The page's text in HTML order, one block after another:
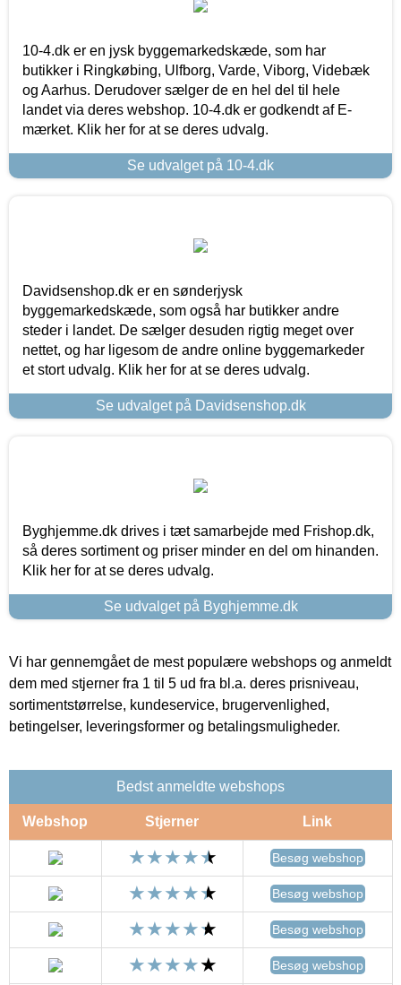
10-4.dk er en jysk byggemarkedskæde, som har
butikker i Ringkøbing, Ulfborg, Varde, Viborg, Videbæk
og Aarhus. Derudover sælger de en hel del til hele
landet via deres webshop. 10-4.dk er godkendt af E-
mærket. Klik her for at se deres udvalg.
Se udvalget på 10-4.dk
Davidsenshop.dk er en sønderjysk
byggemarkedskæde, som også har butikker andre
steder i landet. De sælger desuden rigtig meget over
nettet, og har ligesom de andre online byggemarkeder
et stort udvalg. Klik her for at se deres udvalg.
Se udvalget på Davidsenshop.dk
Byghjemme.dk drives i tæt samarbejde med Frishop.dk,
så deres sortiment og priser minder en del om hinanden.
Klik her for at se deres udvalg.
Se udvalget på Byghjemme.dk
Vi har gennemgået de mest populære webshops og anmeldt
dem med stjerner fra 1 til 5 ud fra bl.a. deres prisniveau,
sortimentstørrelse, kundeservice, brugervenlighed,
betingelser, leveringsformer og betalingsmuligheder.
Bedst anmeldte webshops
Webshop Stjerner Link
Besøg webshop
Besøg webshop
Besøg webshop
Besøg webshop